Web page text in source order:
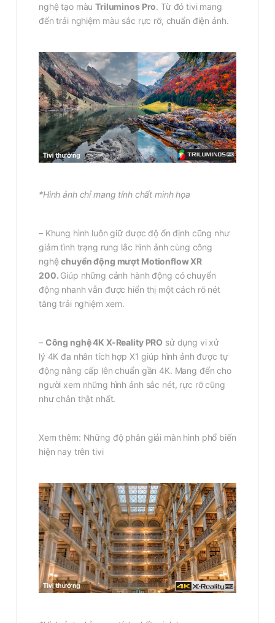
nghệ tạo màuTriluminos Pro. Từ đó tivi mang
đến trải nghiệm màu sắc rực rỡ, chuẩn điện ảnh.
*Hình ảnh chỉ mang tính chất minh họa
– Khung hình luôn giữ được độ ổn định cũng như
giảm tình trạng rung lắc hình ảnh cùng công
nghệchuyển động mượt Motionflow XR
200. Giúp những cảnh hành động có chuyển
động nhanh vẫn được hiển thị một cách rõ nét
tăng trải nghiệm xem.
– Công nghệ 4K X-Reality PRO sử dụng vi xử
lý 4K đa nhân tích hợp X1 giúp hình ảnh được tự
động nâng cấp lên chuẩn gần 4K. Mang đến cho
người xem những hình ảnh sắc nét, rực rỡ cũng
như chân thật nhất.
Xem thêm: Những độ phân giải màn hình phổ biến
hiện nay trên tivi